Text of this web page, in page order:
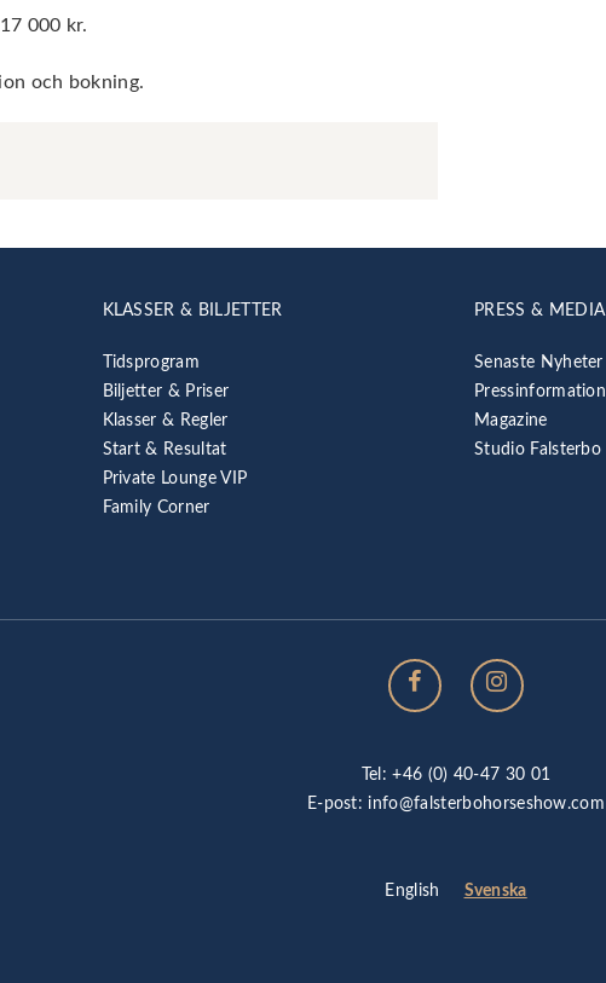
000 kr.
och bokning.
KLASSER & BILJETTER
Tidsprogram
Biljetter & Priser
Klasser & Regler
Start & Resultat
Private Lounge VIP
Family Corner
PRESS & MEDIA
Senaste Nyheter
Pressinformation
Magazine
Studio Falsterbo
Tel: +46 (0) 40-47 30 01
E-post: info@falsterbohorseshow.com
English Svenska